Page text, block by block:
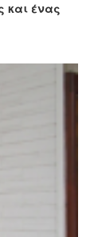
και ένας